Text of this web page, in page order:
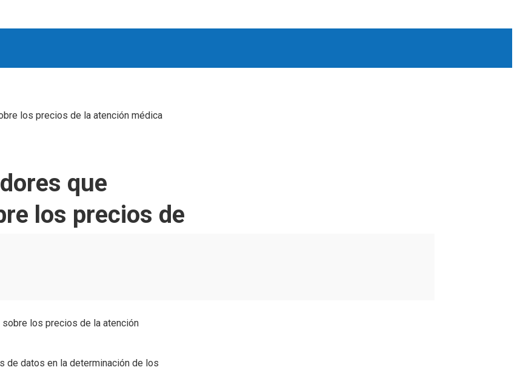
los precios de la atención médica
que
los precios de
de datos en la determinación de los